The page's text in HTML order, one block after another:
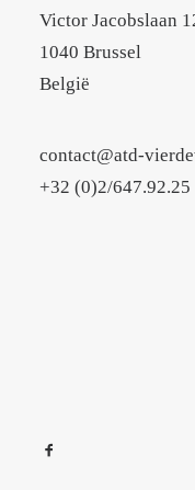
Victor Jacobslaan
1040 Brussel
België
contact@atd-
+32 (0)2/647.92.25